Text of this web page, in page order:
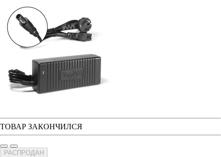
ТОВАР ЗАКОНЧИЛСЯ
РАСПРОДАН